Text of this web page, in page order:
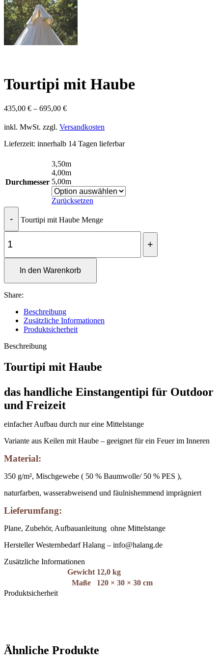
Tourtipi mit Haube
435,00 € – 695,00 €
inkl. MwSt. zzgl. Versandkosten
Lieferzeit: innerhalb 14 Tagen lieferbar
Durchmesser
3,50m
4,00m
5,00m
Zurücksetzen
Tourtipi mit Haube Menge
In den Warenkorb
Share:
Beschreibung
Zusätzliche Informationen
Produktsicherheit
Beschreibung
Tourtipi mit Haube
das handliche Einstangentipi für Outdoor
und Freizeit
einfacher Aufbau durch nur eine Mittelstange
Variante aus Keilen mit Haube – geeignet für ein Feuer im Inneren
Material:
350 g/m², Mischgewebe ( 50 % Baumwolle/ 50 % PES ),
naturfarben, wasserabweisend und fäulnishemmend imprägniert
Lieferumfang:
Plane, Zubehör, Aufbauanleitung ohne Mittelstange
Hersteller Westernbedarf Halang – info@halang.de
Zusätzliche Informationen
Gewicht 12,0 kg
Maße
120 × 30 × 30 cm
Produktsicherheit
Ähnliche Produkte